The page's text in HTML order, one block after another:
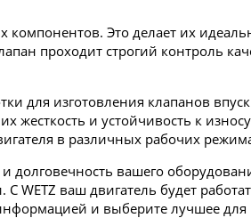
компонентов. Это делает их
проходит строгий контроль
для изготовления клапанов
и устойчивость к
в различных рабочих
долговечность вашего
WETZ ваш двигатель будет
и выберите лучшее